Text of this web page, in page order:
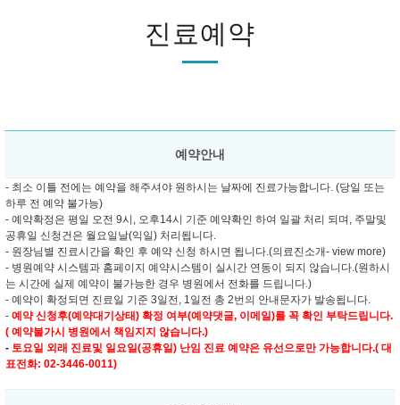
진료예약
예약안내
- 최소 이틀 전에는 예약을 해주셔야 원하시는 날짜에 진료가능합니다. (당일 또는
하루 전 예약 불가능)
- 예약확정은 평일 오전 9시, 오후14시 기준 예약확인 하여 일괄 처리 되며, 주말및
공휴일 신청건은 월요일날(익일) 처리됩니다.
- 원장님별 진료시간을 확인 후 예약 신청 하시면 됩니다.(의료진소개- view more)
- 병원예약 시스템과 홈페이지 예약시스템이 실시간 연동이 되지 않습니다.(원하시
는 시간에 실제 예약이 불가능한 경우 병원에서 전화를 드립니다.)
- 예약이 확정되면 진료일 기준 3일전, 1일전 총 2번의 안내문자가 발송됩니다.
- 예약 신청후(예약대기상태) 확정 여부(예약댓글, 이메일)를 꼭 확인 부탁드립니다.
( 예약불가시 병원에서 책임지지 않습니다.)
- 토요일 외래 진료및 일요일(공휴일) 난임 진료 예약은 유선으로만 가능합니다.( 대
표전화: 02-3446-0011)